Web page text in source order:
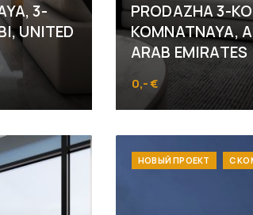
3-
UNITED
PRODAZHA 3-
KOMNATNAYA,
ARAB EMIRATES
0,- €
НОВЫЙ ПРОЕКТ С